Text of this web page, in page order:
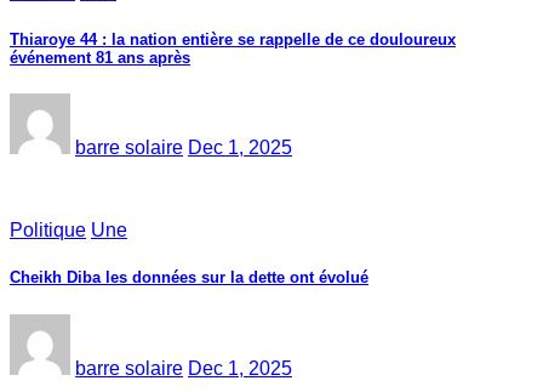
Thiaroye 44 : la nation entière se rappelle de ce douloureux
événement 81 ans après
barre solaire Dec 1, 2025
Politique Une
Cheikh Diba les données sur la dette ont évolué
barre solaire Dec 1, 2025